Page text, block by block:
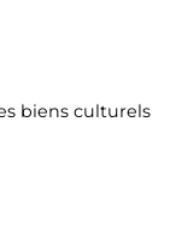
biens culturels